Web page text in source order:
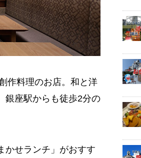
作料理のお店。和と洋
銀座駅からも徒歩2分の
かせランチ」がおすす